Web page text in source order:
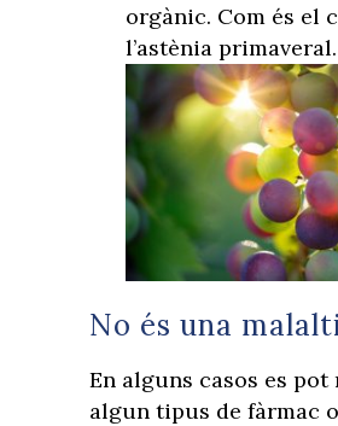
orgànic. Com és el
l’astènia primaveral.
No és una
En alguns casos es pot
algun tipus de fàrmac